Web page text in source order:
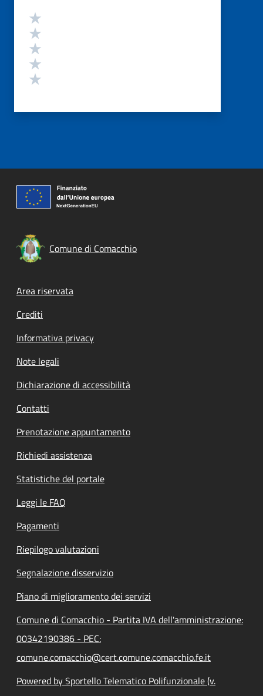
Valutazione
Comune di Comacchio
Footer menu
Area riservata
Crediti
Informativa privacy
Note legali
Dichiarazione di accessibilità
Contatti
Prenotazione appuntamento
Richiedi assistenza
Statistiche del portale
Leggi le FAQ
Pagamenti
Riepilogo valutazioni
Segnalazione disservizio
Piano di miglioramento dei servizi
Comune di Comacchio - Partita IVA dell'amministrazione:
00342190386 - PEC:
comune.comacchio@cert.comune.comacchio.fe.it
Powered by Sportello Telematico Polifunzionale (v.